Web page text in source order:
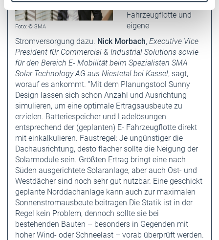
Weitere Informationen:Impressum Datenschutz
Foto: © SMA
Umstieg auf eine E-
Fahrzeugflotte und
eigene
Stromversorgung dazu. Nick Morbach, Executive Vice
President für Commercial & Industrial Solutions sowie
für den Bereich E- Mobilität beim Spezialisten SMA
Solar Technology AG aus Niestetal bei Kassel, sagt,
worauf es ankommt. "Mit dem Planungstool Sunny
Design lassen sich schon Anzahl und Ausrichtung
simulieren, um eine optimale Ertragsausbeute zu
erzielen. Batteriespeicher und Ladelösungen
entsprechend der (geplanten) E- Fahrzeugflotte direkt
mit einkalkulieren. Faustregel: Je ungünstiger die
Dachausrichtung, desto flacher sollte die Neigung der
Solarmodule sein. Größten Ertrag bringt eine nach
Süden ausgerichtete Solaranlage, aber auch Ost- und
Westdächer sind noch sehr gut nutzbar. Eine geschickt
geplante Norddachanlage kann auch zur maximalen
Sonnenstromausbeute beitragen.Die Statik ist in der
Regel kein Problem, dennoch sollte sie bei
bestehenden Bauten – besonders in Gegenden mit
hoher Wind- oder Schneelast – vorab überprüft werden.